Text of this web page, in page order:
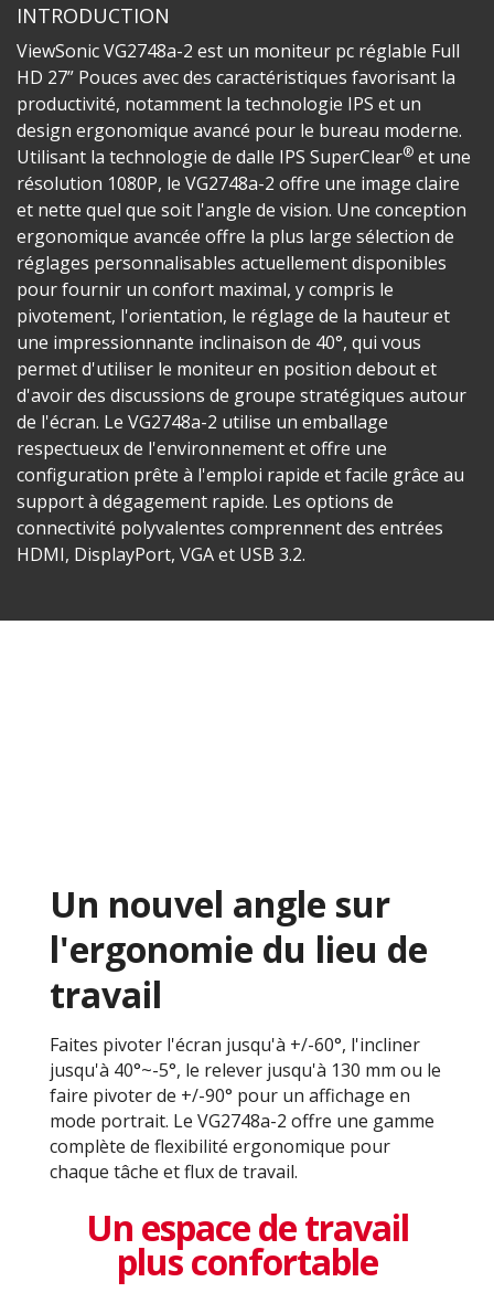
INTRODUCTION
ViewSonic VG2748a-2 est un moniteur pc réglable Full
HD 27” Pouces avec des caractéristiques favorisant la
productivité, notamment la technologie IPS et un
design ergonomique avancé pour le bureau moderne.
Utilisant la technologie de dalle IPS SuperClear® et une
résolution 1080P, le VG2748a-2 offre une image claire
et nette quel que soit l'angle de vision. Une conception
ergonomique avancée offre la plus large sélection de
réglages personnalisables actuellement disponibles
pour fournir un confort maximal, y compris le
pivotement, l'orientation, le réglage de la hauteur et
une impressionnante inclinaison de 40°, qui vous
permet d'utiliser le moniteur en position debout et
d'avoir des discussions de groupe stratégiques autour
de l'écran. Le VG2748a-2 utilise un emballage
respectueux de l'environnement et offre une
configuration prête à l'emploi rapide et facile grâce au
support à dégagement rapide. Les options de
connectivité polyvalentes comprennent des entrées
HDMI, DisplayPort, VGA et USB 3.2.
Un nouvel angle sur
l'ergonomie du lieu de
travail
Faites pivoter l'écran jusqu'à +/-60°, l'incliner
jusqu'à 40°~-5°, le relever jusqu'à 130 mm ou le
faire pivoter de +/-90° pour un affichage en
mode portrait. Le VG2748a-2 offre une gamme
complète de flexibilité ergonomique pour
chaque tâche et flux de travail.
Un espace de travail
plus confortable